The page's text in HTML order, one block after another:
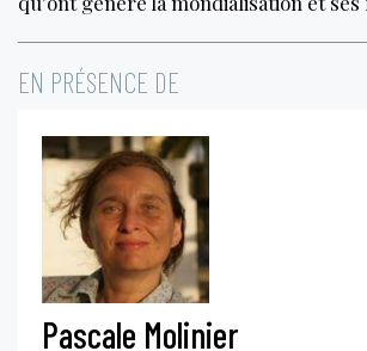
EN PRÉSENCE DE
Pascale Molinier